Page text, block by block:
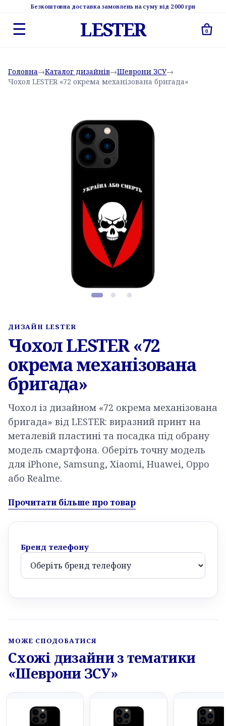
Безкоштовна доставка замовлень на суму від 2 000 грн
☰ LESTER 0
Головна→Каталог дизайнів→Шеврони ЗСУ→
Чохол LESTER «72 окрема механізована бригада»
ДИЗАЙН LESTER
Чохол LESTER «72
окрема механізована
бригада»
Чохол із дизайном «72 окрема механізована
бригада» від LESTER: виразний принт на
металевій пластині та посадка під обрану
модель смартфона. Оберіть точну модель
для iPhone, Samsung, Xiaomi, Huawei, Oppo
або Realme.
Прочитати більше про товар
Бренд телефону
МОЖЕ СПОДОБАТИСЯ
Схожі дизайни з тематики
«Шеврони ЗСУ»